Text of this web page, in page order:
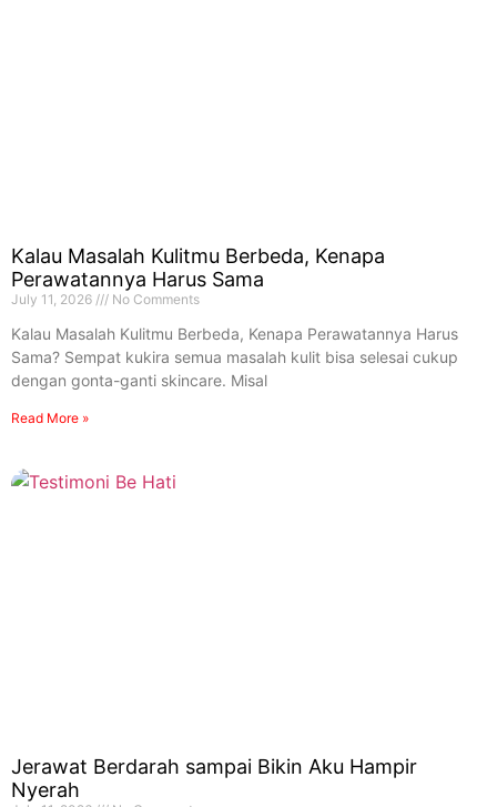
Kalau Masalah Kulitmu Berbeda, Kenapa
Perawatannya Harus Sama
July 11, 2026 No Comments
Kalau Masalah Kulitmu Berbeda, Kenapa Perawatannya Harus
Sama? Sempat kukira semua masalah kulit bisa selesai cukup
dengan gonta-ganti skincare. Misal
Read More »
Jerawat Berdarah sampai Bikin Aku Hampir
Nyerah